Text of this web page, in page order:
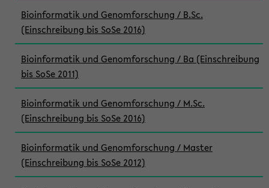
Bioinformatik und Genomforschung / B.Sc.
(Einschreibung bis SoSe 2016)
Bioinformatik und Genomforschung / Ba (Einschreibung
bis SoSe 2011)
Bioinformatik und Genomforschung / M.Sc.
(Einschreibung bis SoSe 2016)
Bioinformatik und Genomforschung / Master
(Einschreibung bis SoSe 2012)